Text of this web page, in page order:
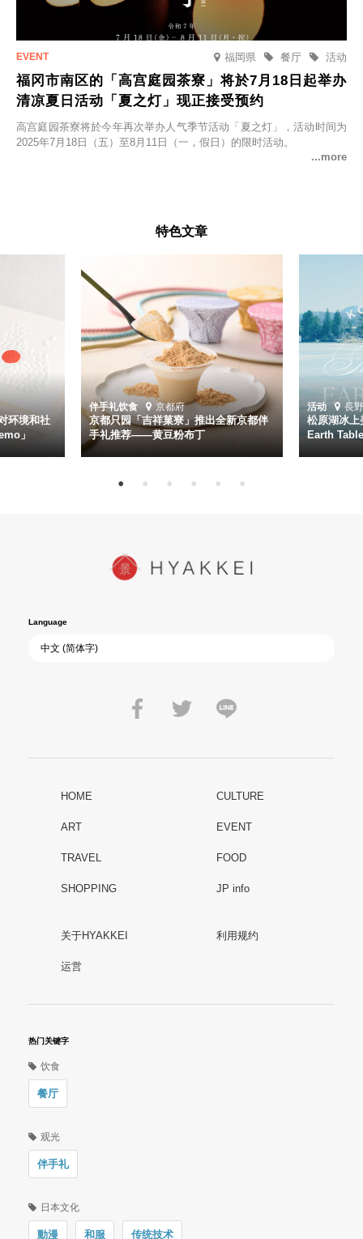
福岡県 活动
餐厅
福冈市南区的「高宫庭园茶寮」将於7月18日起举办
清凉夏日活动「夏之灯」现正接受预约
高宫庭园茶寮将於今年再次举办人气季节活动「夏之灯」，活动时间为
2025年7月18日（五）至8月11日（一，假日）的限时活动。
特色文章
环境和社
」
伴手礼饮食 京都府
京都只园「吉祥菓寮」推出全新京都伴
手礼推荐——黄豆粉布丁
活动 長
松原湖冰
Earth
Language
HOME CULTURE
ART EVENT
TRAVEL FOOD
SHOPPING JP info
关于HYAKKEI 利用规约
运営
热门关键字
饮食
餐厅
观光
伴手礼
日本文化
動漫 和服 传统技术